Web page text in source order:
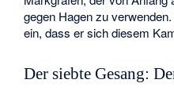
gegen Hagen zu
ein, dass er sich diesem
Der siebte Gesang: